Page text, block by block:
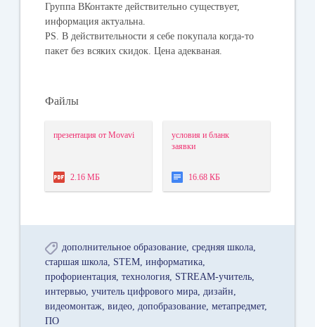
Группа ВКонтакте действительно существует,
информация актуальна.
PS. В действительности я себе покупала когда-то
пакет без всяких скидок. Цена адекваная.
Файлы
презентация от Movavi
2.16 МБ
условия и бланк
заявки
16.68 КБ
дополнительное образование средняя школа
старшая школа STEM информатика
профориентация технология STREAM-учитель
интервью учитель цифрового мира дизайн
видеомонтаж видео допобразование метапредмет
ПО